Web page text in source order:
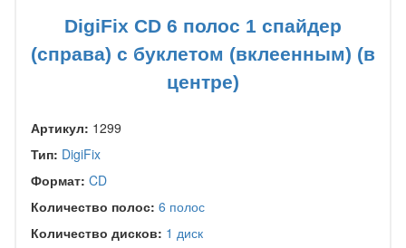
DigiFix CD 6 полос 1 спайдер
(справа) с буклетом (вклеенным) (в
центре)
Артикул: 1299
Тип: DigiFix
Формат: CD
Количество полос: 6 полос
Количество дисков: 1 диск